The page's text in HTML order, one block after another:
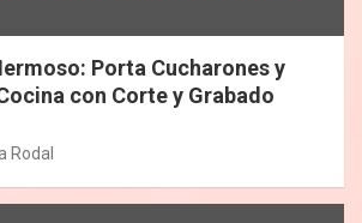
Porta Cucharones y
con Corte y Grabado
Rodal